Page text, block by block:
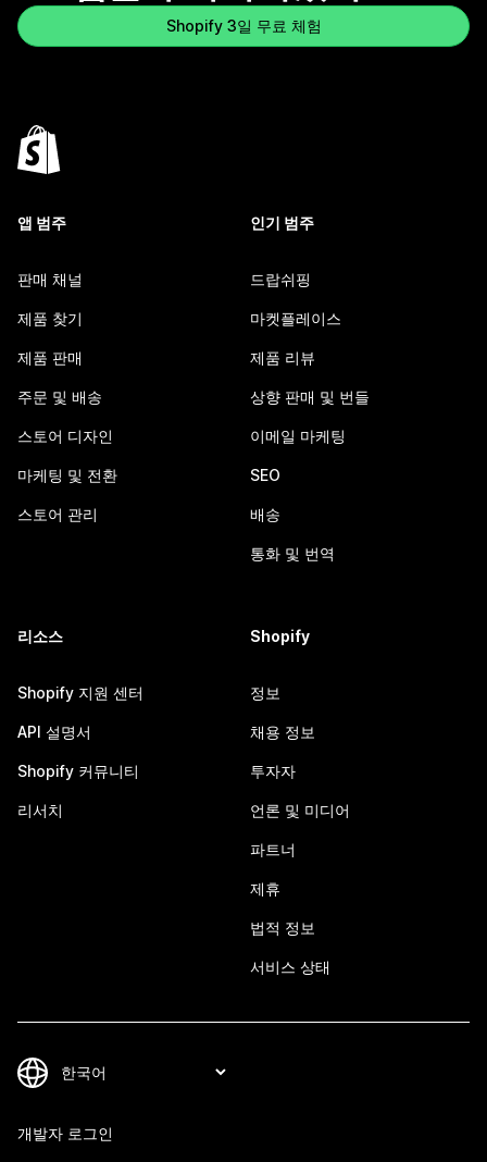
Shopify 3일 무료 체험
앱 범주
판매 채널
제품 찾기
제품 판매
주문 및 배송
스토어 디자인
마케팅 및 전환
스토어 관리
인기 범주
드랍쉬핑
마켓플레이스
제품 리뷰
상향 판매 및 번들
이메일 마케팅
SEO
배송
통화 및 번역
리소스
Shopify 지원 센터
API 설명서
Shopify 커뮤니티
리서치
Shopify
정보
채용 정보
투자자
언론 및 미디어
파트너
제휴
법적 정보
서비스 상태
개발자 로그인